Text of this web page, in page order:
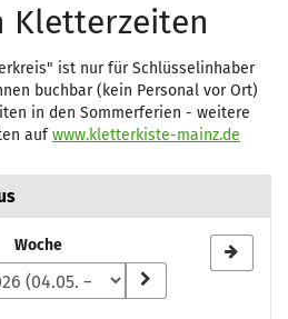
Kletterzeiten
ist nur für Schlüsselinhaber
buchbar (kein Personal vor Ort)
in den Sommerferien - weitere
aufwww.kletterkiste-mainz.de
Woche